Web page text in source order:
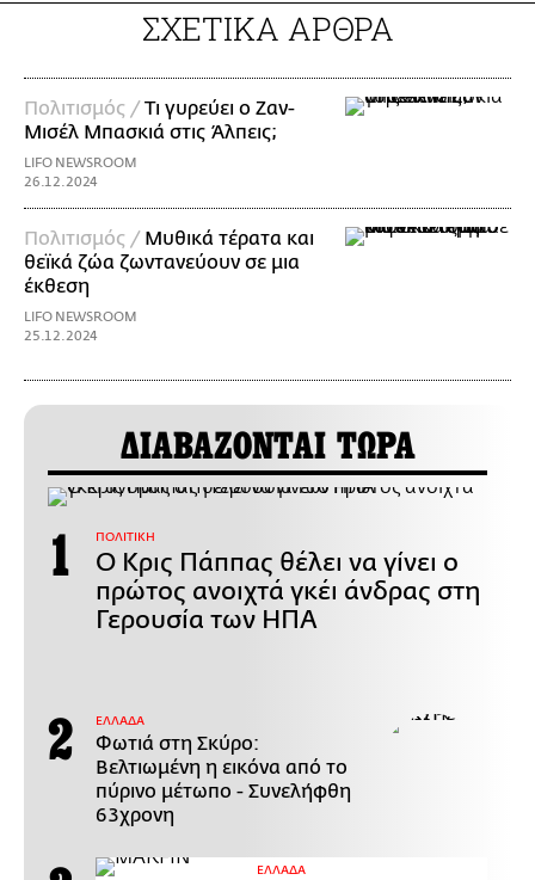
ΣΧΕΤΙΚΑ ΑΡΘΡΑ
Πολιτισμός /Τι γυρεύει ο Ζαν-
Μισέλ Μπασκιά στις Άλπεις;
LIFO NEWSROOM
26.12.2024
Πολιτισμός / Μυθικά τέρατα και
θεϊκά ζώα ζωντανεύουν σε μια
έκθεση
LIFO NEWSROOM
25.12.2024
ΔΙΑΒΑΖΟΝΤΑΙ ΤΩΡΑ
ΠΟΛΙΤΙΚΗ
Ο Κρις Πάππας θέλει να γίνει ο
πρώτος ανοιχτά γκέι άνδρας στη
Γερουσία των ΗΠΑ
ΕΛΛΑΔΑ
Φωτιά στη Σκύρο:
Βελτιωμένη η εικόνα από το
πύρινο μέτωπο - Συνελήφθη
63χρονη
ΕΛΛΑΔΑ